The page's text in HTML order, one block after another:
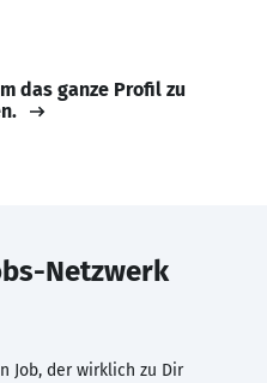
das ganze Profil zu
Netzwerk
Job, der wirklich zu Dir